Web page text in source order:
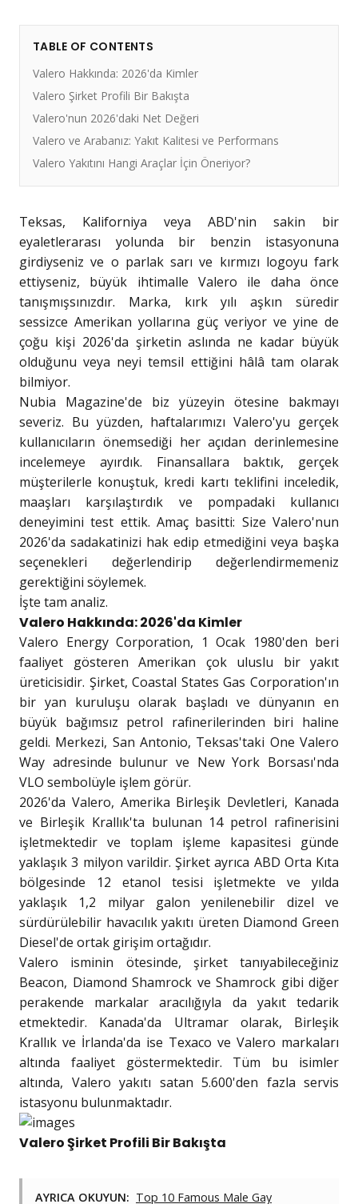
TABLE OF CONTENTS
Valero Hakkında: 2026'da Kimler
Valero Şirket Profili Bir Bakışta
Valero'nun 2026'daki Net Değeri
Valero ve Arabanız: Yakıt Kalitesi ve Performans
Valero Yakıtını Hangi Araçlar İçin Öneriyor?
Teksas, Kaliforniya veya ABD'nin sakin bir
eyaletlerarası yolunda bir benzin istasyonuna
girdiyseniz ve o parlak sarı ve kırmızı logoyu fark
ettiyseniz, büyük ihtimalle Valero ile daha önce
tanışmışsınızdır. Marka, kırk yılı aşkın süredir
sessizce Amerikan yollarına güç veriyor ve yine de
çoğu kişi 2026'da şirketin aslında ne kadar büyük
olduğunu veya neyi temsil ettiğini hâlâ tam olarak
bilmiyor.
Nubia Magazine'de biz yüzeyin ötesine bakmayı
severiz. Bu yüzden, haftalarımızı Valero'yu gerçek
kullanıcıların önemsediği her açıdan derinlemesine
incelemeye ayırdık. Finansallara baktık, gerçek
müşterilerle konuştuk, kredi kartı teklifini inceledik,
maaşları karşılaştırdık ve pompadaki kullanıcı
deneyimini test ettik. Amaç basitti: Size Valero'nun
2026'da sadakatinizi hak edip etmediğini veya başka
seçenekleri değerlendirip değerlendirmemeniz
gerektiğini söylemek.
İşte tam analiz.
Valero Hakkında: 2026'da Kimler
Valero Energy Corporation, 1 Ocak 1980'den beri
faaliyet gösteren Amerikan çok uluslu bir yakıt
üreticisidir. Şirket, Coastal States Gas Corporation'ın
bir yan kuruluşu olarak başladı ve dünyanın en
büyük bağımsız petrol rafinerilerinden biri haline
geldi. Merkezi, San Antonio, Teksas'taki One Valero
Way adresinde bulunur ve New York Borsası'nda
VLO sembolüyle işlem görür.
2026'da Valero, Amerika Birleşik Devletleri, Kanada
ve Birleşik Krallık'ta bulunan 14 petrol rafinerisini
işletmektedir ve toplam işleme kapasitesi günde
yaklaşık 3 milyon varildir. Şirket ayrıca ABD Orta Kıta
bölgesinde 12 etanol tesisi işletmekte ve yılda
yaklaşık 1,2 milyar galon yenilenebilir dizel ve
sürdürülebilir havacılık yakıtı üreten Diamond Green
Diesel'de ortak girişim ortağıdır.
Valero isminin ötesinde, şirket tanıyabileceğiniz
Beacon, Diamond Shamrock ve Shamrock gibi diğer
perakende markalar aracılığıyla da yakıt tedarik
etmektedir. Kanada'da Ultramar olarak, Birleşik
Krallık ve İrlanda'da ise Texaco ve Valero markaları
altında faaliyet göstermektedir. Tüm bu isimler
altında, Valero yakıtı satan 5.600'den fazla servis
istasyonu bulunmaktadır.
Valero Şirket Profili Bir Bakışta
AYRICA OKUYUN: Top 10 Famous Male Gay